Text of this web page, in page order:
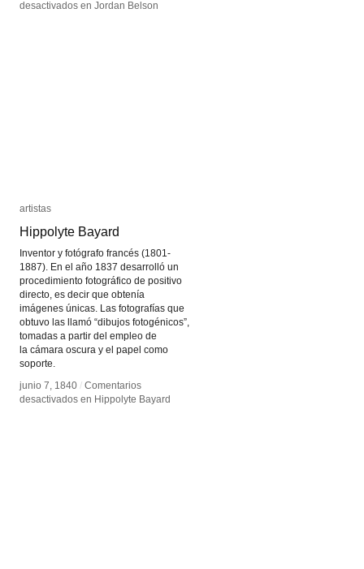
desactivados en Jordan Belson
desactivados en Jordan Belson
artistas
Hippolyte Bayard
Inventor y fotógrafo francés (1801-
1887). En el año 1837 desarrolló un
procedimiento fotográfico de positivo
directo, es decir que obtenía
imágenes únicas. Las fotografías que
obtuvo las llamó “dibujos fotogénicos”,
tomadas a partir del empleo de
la cámara oscura y el papel como
soporte.
junio 7, 1840 / Comentarios
desactivados en Hippolyte Bayard
artistas
Hippolyte Bayard
junio 7, 1840 / Comentarios
desactivados en Hippolyte Bayard